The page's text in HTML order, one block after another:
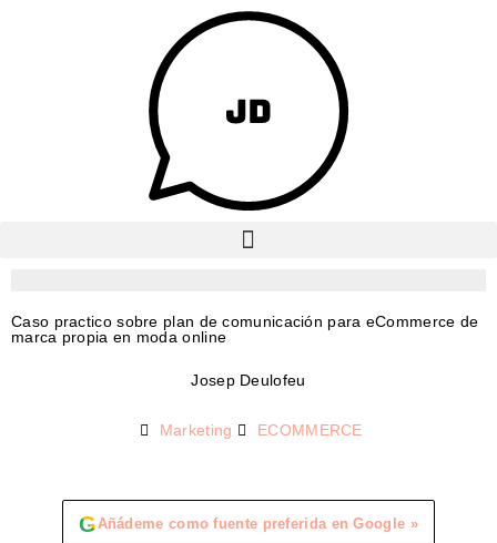
Caso practico sobre plan de comunicación para eCommerce de
marca propia en moda online
Josep Deulofeu
Marketing ECOMMERCE
GAñádeme como fuente preferida en Google »